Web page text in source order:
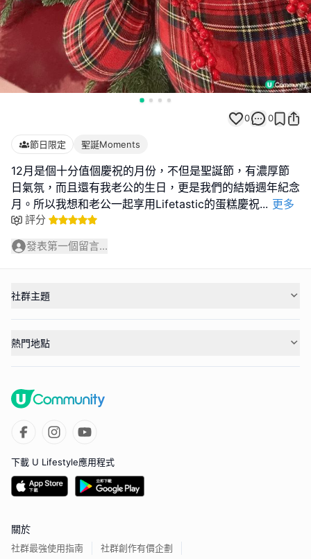
0 0
節日限定 聖誕Moments
12月是個十分值個慶祝的月份，不但是聖誕節，有濃厚節
日氣氛，而且還有我老公的生日，更是我們的結婚週年紀念
月。所以我想和老公一起享用Lifetastic的蛋糕慶祝... 更多
評分
發表第一個留言...
社群主題
熱門地點
下載 U Lifestyle應用程式
關於
社群最強使用指南 社群創作有價企劃